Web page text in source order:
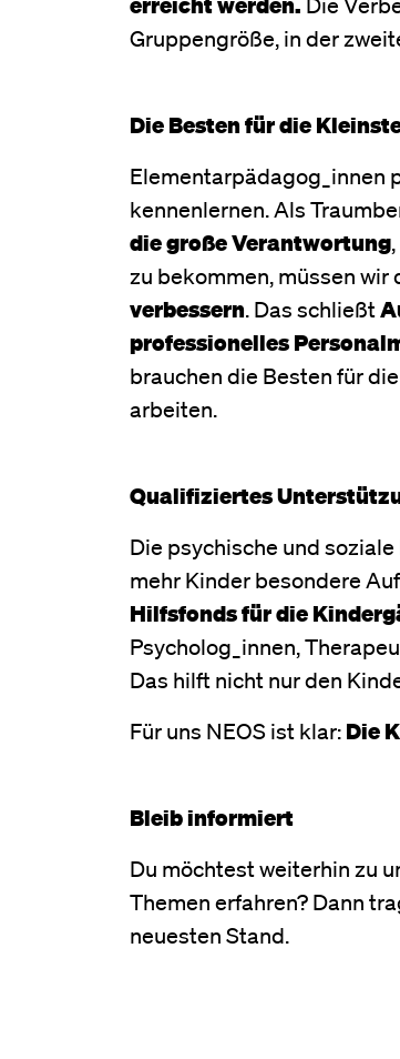
Gruppengröße, in der
Die Besten für die
Elementarpädagog_innen
kennenlernen. Als
die große Verantwortung
zu bekommen, müssen wir
verbessern. Das schließt
professionelles
brauchen die Besten für
arbeiten.
Qualifiziertes
Die psychische und
mehr Kinder besondere
Hilfsfonds für die
Psycholog_innen,
Das hilft nicht nur den
Für uns NEOS ist klar:Die
Bleib informiert
Du möchtest weiterhin zu
Themen erfahren? Dann
neuesten Stand.